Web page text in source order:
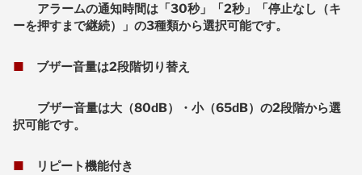
アラームの通知時間は「30秒」「2秒」「停止なし（キ
ーを押すまで継続）」の3種類から選択可能です。
■ ブザー音量は2段階切り替え
ブザー音量は大（80dB）・小（65dB）の2段階から選
択可能です。
■ リピート機能付き